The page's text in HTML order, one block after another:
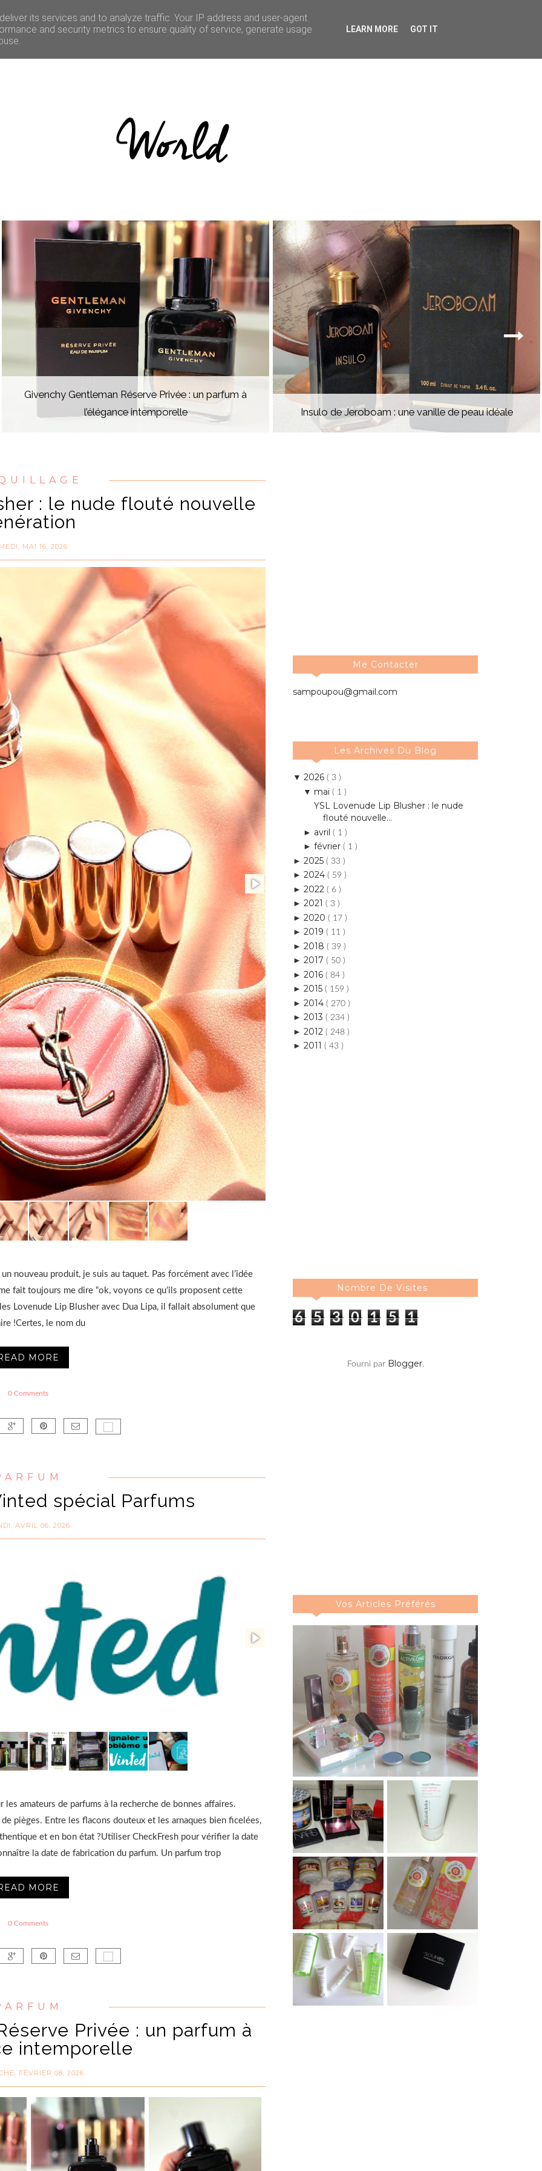
CULTURE BONNES ADRESSES CONCOURS
Givenchy Gentleman Réserve Privée : un parfum à
l’élégance intemporelle
Insulo de Jeroboam : une vanille de peau idéale
: le nude flouté nouvelle
MAI 16, 2026
nouveau produit, je suis au taquet. Pas forcément avec l’idée
fait toujours me dire “ok, voyons ce qu’ils proposent cette
Lovenude Lip Blusher avec Dua Lipa, il fallait absolument que
!Certes, le nom du
MORE
0 Comments
spécial Parfums
AVRIL 06, 2026
amateurs de parfums à la recherche de bonnes affaires.
pièges. Entre les flacons douteux et les arnaques bien ficelées,
et en bon état ?Utiliser CheckFresh pour vérifier la date
la date de fabrication du parfum. Un parfum trop
MORE
0 Comments
Privée : un parfum à
intemporelle
FÉVRIER 08, 2026
Me Contacter
sampoupou@gmail.com
Les Archives Du Blog
▼ 2026 ( 3 )
▼ mai ( 1 )
YSL Lovenude Lip Blusher : le nude
flouté nouvelle...
► avril ( 1 )
► février ( 1 )
► 2025 ( 33 )
► 2024 ( 59 )
► 2022 ( 6 )
► 2021 ( 3 )
► 2020 ( 17 )
► 2019 ( 11 )
► 2018 ( 39 )
► 2017 ( 50 )
► 2016 ( 84 )
► 2015 ( 159 )
► 2014 ( 270 )
► 2013 ( 234 )
► 2012 ( 248 )
► 2011 ( 43 )
Nombre De Visites
6 5 3 0 1 5 1
Fourni par Blogger.
Vos Articles Préférés
its services and to analyze traffic. Your IP address and user-agent
and security metrics to ensure quality of service, generate usage
LEARN MORE GOT IT